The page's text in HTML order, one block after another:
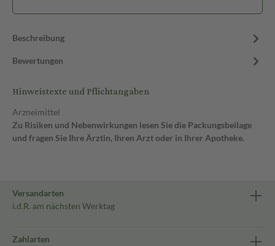
Beschreibung
Bewertungen
Hinweistexte und Pflichtangaben
Arzneimittel
Zu Risiken und Nebenwirkungen lesen Sie die Packungsbeilage
und fragen Sie Ihre Ärztin, Ihren Arzt oder in Ihrer Apotheke.
Versandarten
i.d.R. am nächsten Werktag
Zahlarten